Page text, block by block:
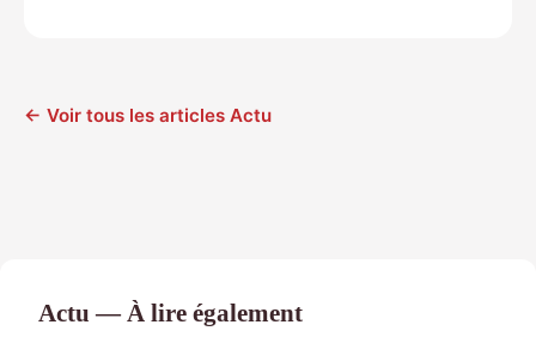
← Voir tous les articles Actu
Actu — À lire également